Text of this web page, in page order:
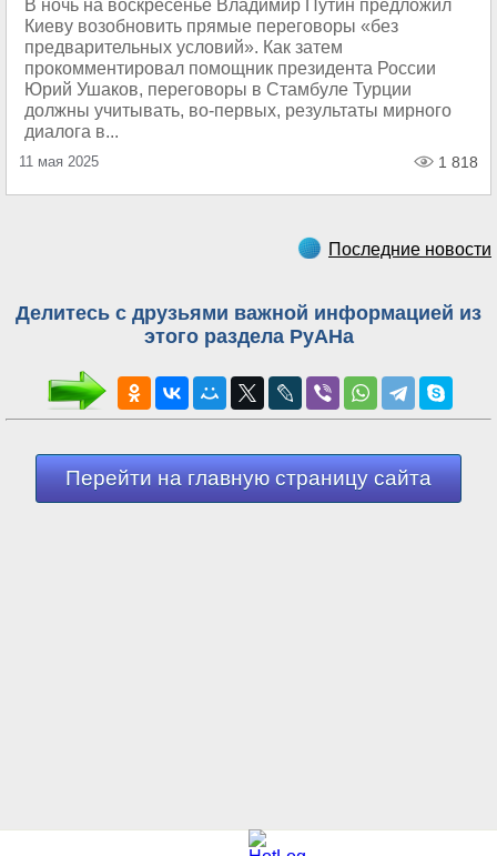
В ночь на воскресенье Владимир Путин предложил
Киеву возобновить прямые переговоры «без
предварительных условий». Как затем
прокомментировал помощник президента России
Юрий Ушаков, переговоры в Стамбуле Турции
должны учитывать, во-первых, результаты мирного
диалога в...
11 мая 2025 1 818
Последние новости
Делитесь с друзьями важной информацией из
этого раздела РуАНа
Перейти на главную страницу сайта